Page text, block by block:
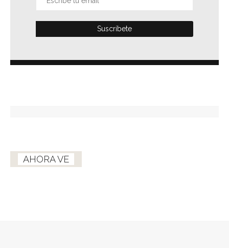
AHORA VE